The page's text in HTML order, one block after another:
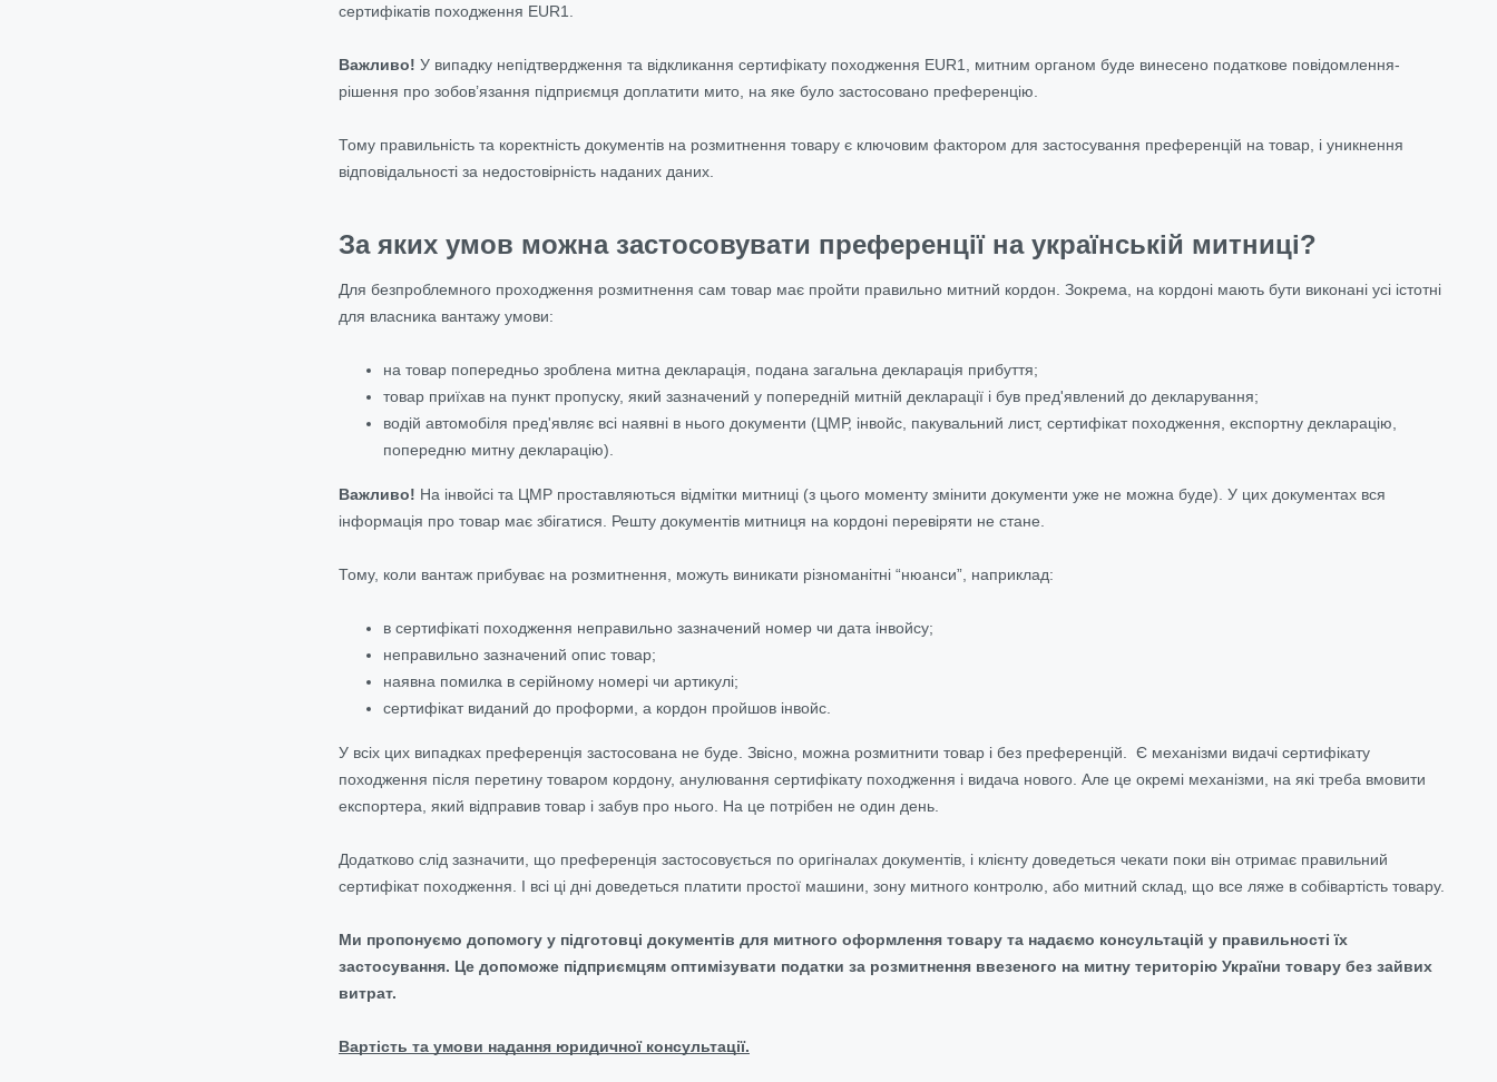
сертифікатів походження EUR1.
Важливо! У випадку непідтвердження та відкликання сертифікату походження EUR1, митним органом буде винесено податкове повідомлення-
рішення про зобов’язання підприємця доплатити мито, на яке було застосовано преференцію.
Тому правильність та коректність документів на розмитнення товару є ключовим фактором для застосування преференцій на товар, і уникнення
відповідальності за недостовірність наданих даних.
За яких умов можна застосовувати преференції на українській митниці?
Для безпроблемного проходження розмитнення сам товар має пройти правильно митний кордон. Зокрема, на кордоні мають бути виконані усі істотні
для власника вантажу умови:
на товар попередньо зроблена митна декларація, подана загальна декларація прибуття;
товар приїхав на пункт пропуску, який зазначений у попередній митній декларації і був пред'явлений до декларування;
водій автомобіля пред'являє всі наявні в нього документи (ЦМР, інвойс, пакувальний лист, сертифікат походження, експортну декларацію,
попередню митну декларацію).
Важливо! На інвойсі та ЦМР проставляються відмітки митниці (з цього моменту змінити документи уже не можна буде). У цих документах вся
інформація про товар має збігатися. Решту документів митниця на кордоні перевіряти не стане.
Тому, коли вантаж прибуває на розмитнення, можуть виникати різноманітні “нюанси”, наприклад:
в сертифікаті походження неправильно зазначений номер чи дата інвойсу;
неправильно зазначений опис товар;
наявна помилка в серійному номері чи артикулі;
сертифікат виданий до проформи, а кордон пройшов інвойс.
У всіх цих випадках преференція застосована не буде. Звісно, можна розмитнити товар і без преференцій. Є механізми видачі сертифікату
походження після перетину товаром кордону, анулювання сертифікату походження і видача нового. Але це окремі механізми, на які треба вмовити
експортера, який відправив товар і забув про нього. На це потрібен не один день.
Додатково слід зазначити, що преференція застосовується по оригіналах документів, і клієнту доведеться чекати поки він отримає правильний
сертифікат походження. І всі ці дні доведеться платити простої машини, зону митного контролю, або митний склад, що все ляже в собівартість товару.
Ми пропонуємо допомогу у підготовці документів для митного оформлення товару та надаємо консультацій у правильності їх
застосування. Це допоможе підприємцям оптимізувати податки за розмитнення ввезеного на митну територію України товару без зайвих
витрат.
Вартість та умови надання юридичної консультації.